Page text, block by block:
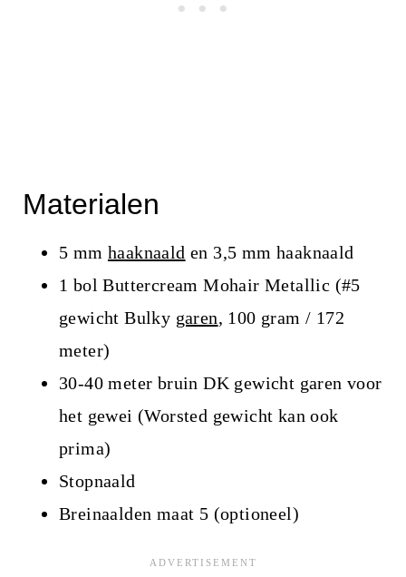
Materialen
5 mm haaknaald en 3,5 mm haaknaald
1 bol Buttercream Mohair Metallic (#5
gewicht Bulky garen, 100 gram / 172
meter)
30-40 meter bruin DK gewicht garen voor
het gewei (Worsted gewicht kan ook
prima)
Stopnaald
Breinaalden maat 5 (optioneel)